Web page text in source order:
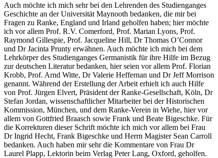
Auch möchte ich mich sehr bei den Lehrenden des Studienganges
Geschichte an der Universität Maynooth bedanken, die mir bei
Fragen zu Ranke, England und Irland geholfen haben; hier möchte
ich vor allem Prof. R.V. Comerford, Prof. Marian Lyons, Prof.
Raymond Gillespie, Prof. Jacqueline Hill, Dr Thomas O’Connor
und Dr Jacinta Prunty erwähnen. Auch möchte ich mich bei dem
Lehrkörper des Studienganges Germanistik für ihre Hilfe im Bezug
zur deutschen Literatur bedanken, hier seien vor allem Prof. Florian
Krobb, Prof. Arnd Witte, Dr Valerie Heffernan und Dr Jeff Morrison
genannt. Während der Erstellung der Arbeit erhielt ich auch Hilfe
von Prof. Jürgen Elvert, Präsident der Ranke-Gesellschaft, Köln, Dr
Stefan Jordan, wissenschaftlicher Mitarbeiter bei der Historischen
Kommission, München, und dem Ranke-Verein in Wiehe, hier vor
allem von Gottfried Braasch sowie Frank und Beate Bigeschke. Für
die Korrekturen dieser Schrift möchte ich mich vor allem bei Frau
Dr Ingrid Hecht, Frank Bigeschke und Herrn Magister Sean Carroll
bedanken. Auch haben mir sehr die Kommentare von Frau Dr
Laurel Plapp, Lektorin beim Verlag Peter Lang, Oxford, geholfen.